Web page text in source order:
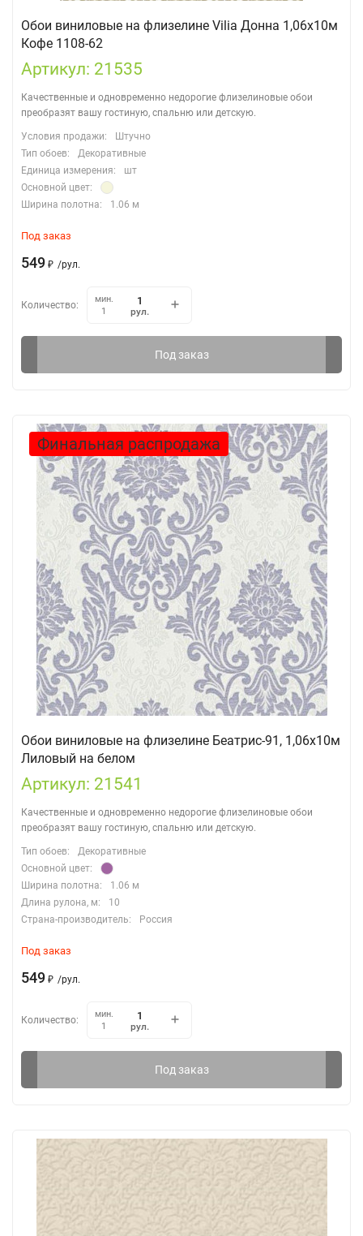
Обои виниловые на флизелине Vilia Донна 1,06х10м
Кофе 1108-62
Артикул: 21535
Качественные и одновременно недорогие флизелиновые обои
преобразят вашу гостиную, спальню или детскую.
Условия продажи:
Штучно
Тип обоев:
Декоративные
Единица измерения:
шт
Основной цвет:
Ширина полотна:
1.06 м
Под заказ
549 ₽ /рул.
Количество:
мин.
1
рул.
Под заказ
Финальная распродажа
Обои виниловые на флизелине Беатрис-91, 1,06х10м
Лиловый на белом
Артикул: 21541
Качественные и одновременно недорогие флизелиновые обои
преобразят вашу гостиную, спальню или детскую.
Тип обоев:
Декоративные
Основной цвет:
Ширина полотна:
1.06 м
Длина рулона, м:
10
Страна-производитель:
Россия
Под заказ
549 ₽ /рул.
Количество:
мин.
1
рул.
Под заказ